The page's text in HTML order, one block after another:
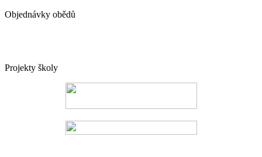
Objednávky obědů
Projekty školy